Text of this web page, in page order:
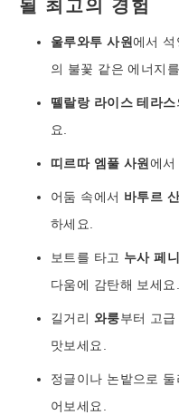
될 최고의 경험
울루와투 사원에서
의 불꽃 같은 에너지
뗄랄랑 라이스 테라스
요.
띠르따 엠풀 사원에서
어둠 속에서 바투르
하세요.
보트를 타고 누사 페
다움에 감탄해 보세요.
길거리 와룽부터 고
맛보세요.
정글이나 논밭으로
어보세요.